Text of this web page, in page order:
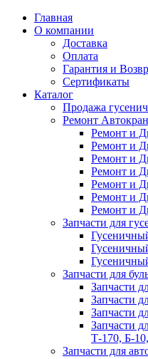
Главная
О компании
Доставка
Оплата
Гарантия и
Сертификаты
Каталог
Продажа
Ремонт
Ремонт и
Ремонт и
Ремонт и
Ремонт и
Ремонт и
Ремонт и
Ремонт и
Запчасти для
Запчасти для
Запчасти
Запчасти
Запчасти
Запчасти
Т-170, Б-
Запчасти для